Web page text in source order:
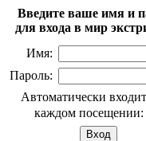
Введите ваше имя и
для входа в мир
Имя:
Пароль:
Автоматически
каждом посещении: